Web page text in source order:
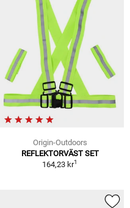
Origin-Outdoors
REFLEKTORVÄST SET
164,23 kr1